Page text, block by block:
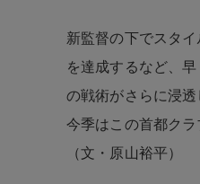
新監督の下でスタ
を達成するなど、
の戦術がさらに浸
今季はこの首都クラ
（文・原山裕平）